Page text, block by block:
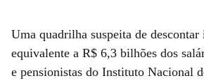
Uma quadrilha suspeita de
equivalente a R$ 6,3 bilhões dos
e pensionistas do Instituto Nacional